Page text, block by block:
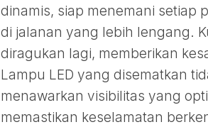
dinamis, siap menemani setiap
di jalanan yang lebih lengang.
diragukan lagi, memberikan
Lampu LED yang disematkan
menawarkan visibilitas yang
memastikan keselamatan